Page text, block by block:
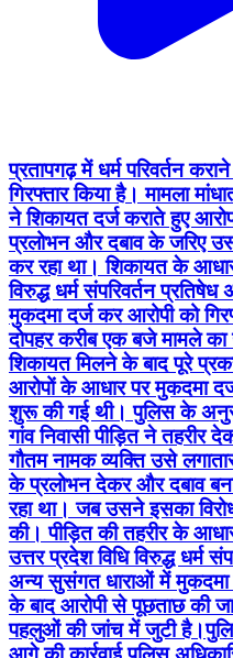
प्रतापगढ़ में धर्म परिवर्तन
गिरफ्तार किया है। मामला
ने शिकायत दर्ज कराते हुए
प्रलोभन और दबाव के जरिए
कर रहा था। शिकायत के
विरुद्ध धर्म संपरिवर्तन
मुकदमा दर्ज कर आरोपी को
दोपहर करीब एक बजे मामले
शिकायत मिलने के बाद पूरे
आरोपों के आधार पर मुकदमा
शुरू की गई थी। पुलिस के
गांव निवासी पीड़ित ने तहरीर
गौतम नामक व्यक्ति उसे
के प्रलोभन देकर और दबाव
रहा था। जब उसने इसका
की। पीड़ित की तहरीर के
उत्तर प्रदेश विधि विरुद्ध धर्म
अन्य सुसंगत धाराओं में मुकदमा
के बाद आरोपी से पूछताछ की
पहलुओं की जांच में जुटी है।पुलिस